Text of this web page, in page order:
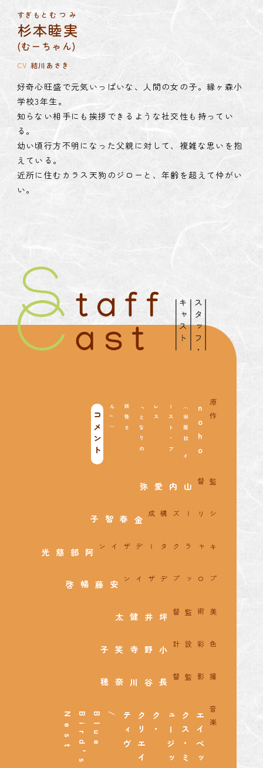
杉本
すぎもと
睦実
むつみ
(むーちゃん)
CV 結川あさき
好奇心旺盛で元気いっぱいな、人間の女の子。縁ヶ森小
学校3年生。
知らない相手にも挨拶できるような社交性も持ってい
る。
幼い頃行方不明になった父親に対して、複雑な思いを抱
えている。
近所に住むカラス天狗のジローと、年齢を超えて仲がい
い。
縁火山
ふちびやま
次郎坊
じろうぼう
(ジロー)
CV 比嘉良介
縁火山にある大杉から生まれたカラス天狗で、優しくて
のんびりした性格。
年齢は500歳ぐらい。鼻高天狗の太善坊(おっちゃん)と2
人で暮らしていて、縁ヶ森の土地とひとびとを守ってい
る。
むーちゃんを見守り、気にかけている。
大石
おおいし
ぶちお
CV梶裕貴
大石家の飼い猫が20歳になって新生した、猫又の青年。
シャイなところがありながらも、新しい環境に溶け込も
うと努力し、自分がなぜ妖怪になったのか、これから何
をすべきかを悩んでいる。
大石家の次男のたくみとは兄弟のような間柄。
縁火山
ふちびやま
太善坊
たぜんぼう
(おっちゃん)
CV 浦山 迅
ジローと共に縁ヶ森の土地とひとびとを守っている鼻高
天狗。
年齢は1200歳ぐらい。100年ほど前の戦争で片羽根を失
った後、ジローに大天狗の地位を受け継がせた。
穏やかでさっぱりした性格。仲間との釣りを楽しみにし
ていて、料理も上手い。
立花
たちばな
百合
ゆり
CV大地 葉
化け狐。普段は人間の姿に変化している。
ぶちおに化け学を教えている。平とは親友。
サバサバしているが、内面はナイーブで傷つきやすいと
ころもある。
田中
たなか
平
たいら
CV浜田賢二
人間。27歳。保険会社に勤めている。
明るく裏表がない性格の持ち主。困っているひとを放っ
ておけないところがある。
百合とは馬が合う親友。
大石
おおいし
拓海
たくみ
(たくみ)
CV 田村睦心
ぶちおが暮らす大石家の次男。縁ヶ森小学校４年生。
兄の将希と共に、ぶちおとは本当の兄弟のように仲がい
い。
映画、宇宙などに興味があり、知識が豊富。
佐野
さの
龍
りょう
(りょう)
CV 三瓶由布子
たくみと仲がいい、縁ヶ森小学校５年生。しっかり者で
正義感が強く、体育が得意。
同じクラスの虹のことが気になっている。
中川
なかがわ
虹
れいん
CV潘めぐみ
河童。縁ヶ森小学校５年生。
同じクラスのりょうに憧れている。
控えめでおとなしいが、自分の考えをしっかりと持って
いる。
早千代
はやちよ
CV甲斐田裕子
700歳ぐらい。
縁ヶ森町から遠く東にある、
奥山の守主であり、
その土地とひとびとを守っている。
丁寧で穏やかな物腰ながら、
毅然としている。
山本
さんもと
五郎左衛門
ごろうざえもん
CV三上 哲
普段は人間の姿をしているが、実は魔界に12人いる魔王
の中の一人。
世界のあちこちに分身を置き、各地に同時に存在してい
る。
芸能プロダクションを経営、自身もテレビに出演する有
名人。
坂木
さかき
すず
CV川澄綾子
猫又。300歳ぐらい。普段は人間に変化し、山本さんの
事務所のチーフマネージャーをしている。
昔は恨みや憎しみを募らせていたが、山本の言葉に救わ
れた。
同じ猫又の先輩として、ぶちおを気にかけてくれてい
る。
小林
こばやし
弁丸
べんまる
(ベトベトサン)
CV 橘 龍丸
かつては気配だけの存在〈黒い影〉だったが、100年以
上前にベトベトサンとして新生した。
ベトベトサンになる前の記憶はない。
存在感がなく、近くにいても他人から気づかれないこと
が多い。
西谷
にしや
千彰
ちあき
(ワーゲン)
CV 川島得愛
車のつくも神。パートナーの和彦と暮らしている。
人型の時は頭部が車の形、車の姿になった時は人を乗せ
て走ることができる。
ぶちおとは自動車学校で知り合い、友だちになった。
西谷
にしや
和彦
かずひこ
CV田中秀幸
人間。67歳。一緒に暮らしてきたパートナーの奈美子を
病気で亡くし、ひどく落ち込んでいた時に、愛車だった
ワーゲンがつくも神として新生した。
今はお互いを思いやりながら家族として生活を送ってい
る。
水神
すいじん
(大蛇)
CV伊藤静
100年前に縁ヶ森に現れ、ジローによって退治された大
蛇の怨霊。
むつみを操って大杉の結界を解き、ジローへの恨みを晴
らそうとする。
原作
ｎｏｈｏ
（
出
版
社
イ
ー
ス
ト
・
プ
レ
ス
『
と
な
り
の
妖
怪
さ
ん
』
）
コメント
監督
山内愛弥
シリーズ構成
金春智子
キャラクターデザイン
阿部慈光
プロップデザイン
安藤暢啓
美術監督
坪井健太
色彩設計
小野寺笑子
撮影監督
長谷川奈穂
音楽
エ
イ
ベ
ッ
ク
ス
・
ミ
ュ
ー
ジ
ッ
ク
・
ク
リ
エ
イ
テ
ィ
ヴ
/
B
l
u
e
B
i
r
d
'
s
N
e
s
t